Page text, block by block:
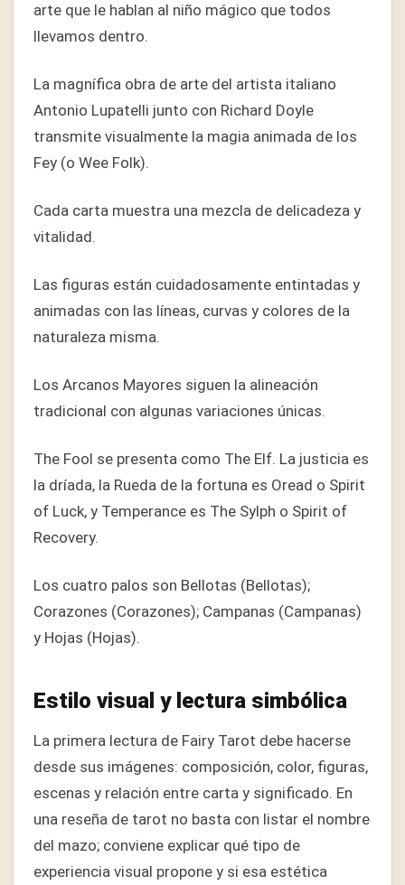
arte que le hablan al niño mágico que todos
llevamos dentro.
La magnífica obra de arte del artista italiano
Antonio Lupatelli junto con Richard Doyle
transmite visualmente la magia animada de los
Fey (o Wee Folk).
Cada carta muestra una mezcla de delicadeza y
vitalidad.
Las figuras están cuidadosamente entintadas y
animadas con las líneas, curvas y colores de la
naturaleza misma.
Los Arcanos Mayores siguen la alineación
tradicional con algunas variaciones únicas.
The Fool se presenta como The Elf. La justicia es
la dríada, la Rueda de la fortuna es Oread o Spirit
of Luck, y Temperance es The Sylph o Spirit of
Recovery.
Los cuatro palos son Bellotas (Bellotas);
Corazones (Corazones); Campanas (Campanas)
y Hojas (Hojas).
Estilo visual y lectura simbólica
La primera lectura de Fairy Tarot debe hacerse
desde sus imágenes: composición, color, figuras,
escenas y relación entre carta y significado. En
una reseña de tarot no basta con listar el nombre
del mazo; conviene explicar qué tipo de
experiencia visual propone y si esa estética